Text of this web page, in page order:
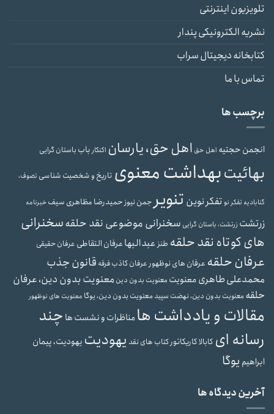
تلویزیون اینترنتی
نشریه الکترونیکی پندار
کتابخانه دیجیتال سراب
تماس با ما
برچسب ها
انجمن حجتیه اهل حق اهل حق، یارسان اکنکارباب باستان گرایی
بهائیتبهداشت معنوی تاریخ و شخصیت شناسی تصوف،
گنابادیه تفکر نوتفکر نوین تنویرجمن نیوزحمیدرضا مظاهری سیفخبرنامه
زرتشت زرتشت، باستان گرایی سخنرانی موضوعی نقد حلقهسخنرانی
های کوتاه نقد حلقه طنزعبدالبهاعرفان التقاطی عرفان حقیقی
عرفان حلقه عرفان های نوظهورعرفان کاذبفرقه قانون جذب
محمدعلی طاهریمعنویت معنویت بدون دین معنویت بدون دین، عرفان
حلقه معنویت بدون دین، نهضت سپیدمعنویت بدون دین، یوگا معنویت های نوظهور
مقالات و یادداشت هامناظرات و نشست ها چند
رسانه ای کابالاکاریکاتورکتاب های نقد یهودیت یهودیت، پیمان
ابراهیم یوگا
آخرین دیدگاه ها